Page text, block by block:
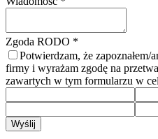
Zgoda RODO *
Potwierdzam, że
firmy i wyrażam zgodę na
zawartych w tym formularzu w
Wyślij